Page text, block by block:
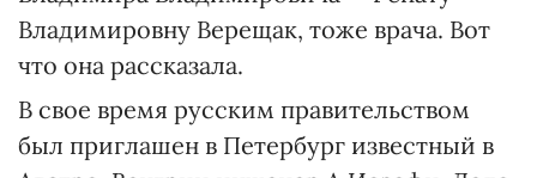
Владимировну Верещак, тоже врача. Вот
что она рассказала.
В свое время русским правительством
был приглашен в Петербург известный в